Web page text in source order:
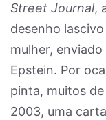
Street Journal,
desenho
mulher,
Epstein. Por
pinta, muitos
2003, uma